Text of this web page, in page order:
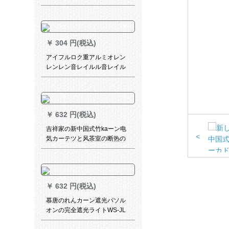
ングリングリングリング40个
￥ 304 円(税込)
アイフルロク重アルミオレン
レンレン音レイルル音レイル
ロベルトマルロッキング98ア
ル写真
￥ 632 円(税込)
吉祥家の新中国式竹kaーン电
気カーテツと风茶室の断热の
リ-ビンベルンサーンンサーン
太のテープ茶70%遮光半竹カ
ーン-1平方メート価格
￥ 632 円(税込)
慕唐のれんカーン遮光パソル
オンの完全遮光ライトWS-JL
13-80 1平方メートルメ-トル
<